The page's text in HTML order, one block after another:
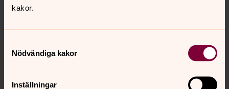
kakor.
Nödvändiga kakor
Inställningar